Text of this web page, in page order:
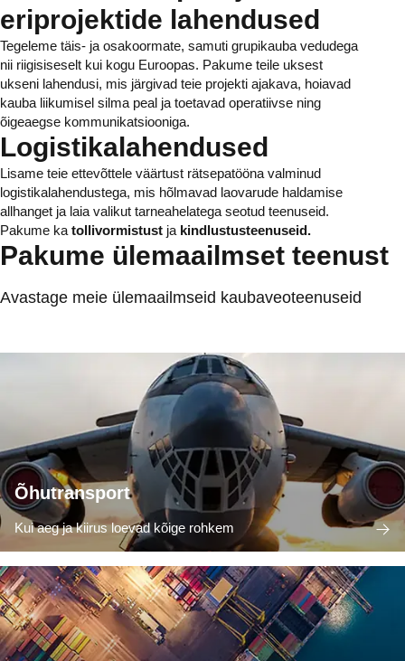
eriprojektide lahendused
Tegeleme täis- ja osakoormate, samuti grupikauba vedudega
nii riigisiseselt kui kogu Euroopas. Pakume teile uksest
ukseni lahendusi, mis järgivad teie projekti ajakava, hoiavad
kauba liikumisel silma peal ja toetavad operatiivse ning
õigeaegse kommunikatsiooniga.
Logistikalahendused
Lisame teie ettevõttele väärtust rätsepatööna valminud
logistikalahendustega, mis hõlmavad laovarude haldamise
allhanget ja laia valikut tarneahelatega seotud teenuseid.
Pakume ka tollivormistust ja kindlustusteenuseid.
Pakume ülemaailmset teenust
Avastage meie ülemaailmseid kaubaveoteenuseid
Õhutransport
Kui aeg ja kiirus loevad kõige rohkem